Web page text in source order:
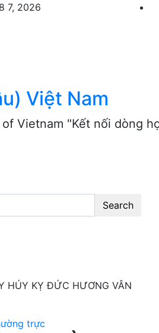
7, 2026
Việt Nam
Vietnam "Kết nối dòng
Search
HÚY KỴ ĐỨC HƯƠNG VÂN
trực